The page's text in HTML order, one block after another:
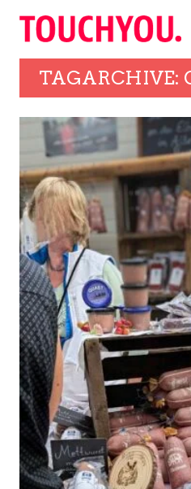
TAGARCHIVE: